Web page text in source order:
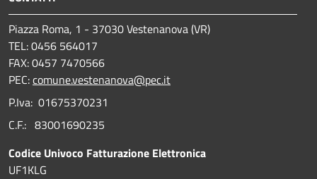
Piazza Roma, 1 - 37030 Vestenanova (VR)
TEL: 0456 564017
FAX: 0457 7470566
PEC:comune.vestenanova@pec.it
P.Iva: 01675370231
C.F.: 83001690235
Codice Univoco Fatturazione Elettronica
UF1KLG